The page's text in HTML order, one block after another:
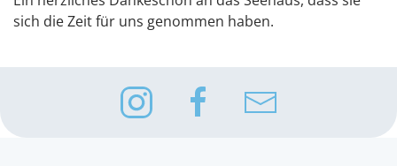
sich die Zeit für uns genommen haben.